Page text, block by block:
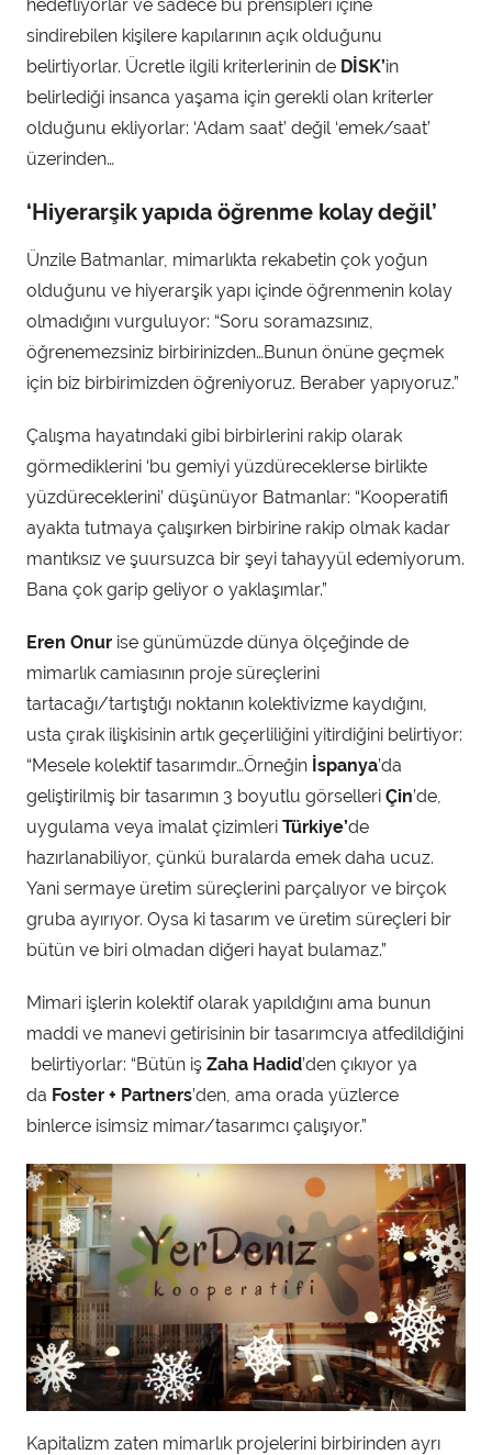
hedefliyorlar ve sadece bu prensipleri içine
sindirebilen kişilere kapılarının açık olduğunu
belirtiyorlar. Ücretle ilgili kriterlerinin de DİSK’in
belirlediği insanca yaşama için gerekli olan kriterler
olduğunu ekliyorlar: ‘Adam saat’ değil ‘emek/saat’
üzerinden…
‘Hiyerarşik yapıda öğrenme kolay değil’
Ünzile Batmanlar, mimarlıkta rekabetin çok yoğun
olduğunu ve hiyerarşik yapı içinde öğrenmenin kolay
olmadığını vurguluyor: “Soru soramazsınız,
öğrenemezsiniz birbirinizden…Bunun önüne geçmek
için biz birbirimizden öğreniyoruz. Beraber yapıyoruz.”
Çalışma hayatındaki gibi birbirlerini rakip olarak
görmediklerini ‘bu gemiyi yüzdüreceklerse birlikte
yüzdüreceklerini’ düşünüyor Batmanlar: “Kooperatifi
ayakta tutmaya çalışırken birbirine rakip olmak kadar
mantıksız ve şuursuzca bir şeyi tahayyül edemiyorum.
Bana çok garip geliyor o yaklaşımlar.”
Eren Onur ise günümüzde dünya ölçeğinde de
mimarlık camiasının proje süreçlerini
tartacağı/tartıştığı noktanın kolektivizme kaydığını,
usta çırak ilişkisinin artık geçerliliğini yitirdiğini belirtiyor:
“Mesele kolektif tasarımdır…Örneğin İspanya’da
geliştirilmiş bir tasarımın 3 boyutlu görselleri Çin’de,
uygulama veya imalat çizimleri Türkiye’de
hazırlanabiliyor, çünkü buralarda emek daha ucuz.
Yani sermaye üretim süreçlerini parçalıyor ve birçok
gruba ayırıyor. Oysa ki tasarım ve üretim süreçleri bir
bütün ve biri olmadan diğeri hayat bulamaz.”
Mimari işlerin kolektif olarak yapıldığını ama bunun
maddi ve manevi getirisinin bir tasarımcıya atfedildiğini
belirtiyorlar: “Bütün iş Zaha Hadid’den çıkıyor ya
da Foster + Partners’den, ama orada yüzlerce
binlerce isimsiz mimar/tasarımcı çalışıyor.”
Kapitalizm zaten mimarlık projelerini birbirinden ayrı